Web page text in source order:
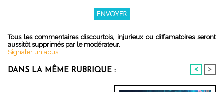
Tous les commentaires discourtois, injurieux ou diffamatoires seront
aussitôt supprimés par le modérateur.
Signaler un abus
DANS LA MÊME RUBRIQUE : < >